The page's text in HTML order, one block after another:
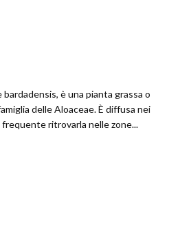
bardadensis, è una pianta grassa o
delle Aloaceae. È diffusa nei
frequente ritrovarla nelle zone...